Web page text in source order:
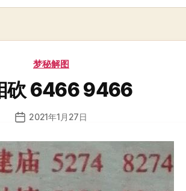
分
梦秘解图
砍 6466 9466
发
日
期
2021年1月27日